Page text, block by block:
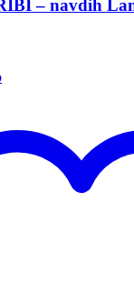
– navdih